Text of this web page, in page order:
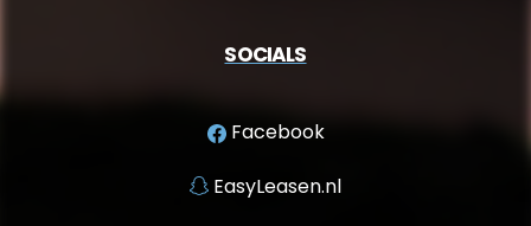
SOCIALS
Facebook
EasyLeasen.nl